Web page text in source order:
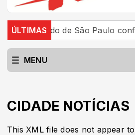
ÚLTIMAS
de São Paulo confirma 23
MENU
CIDADE NOTÍCIAS
This XML file does not appear